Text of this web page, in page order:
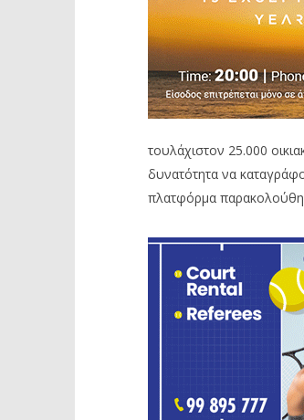
τουλάχιστον 25.000
δυνατότητα να
πλατφόρμα